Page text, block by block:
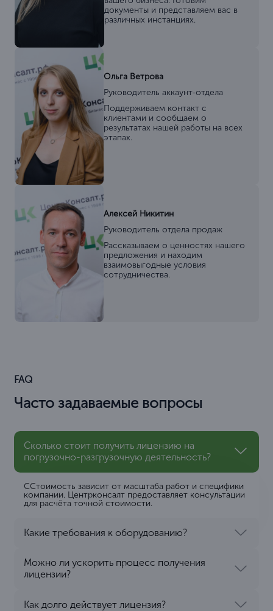
документы и представляем вас в
различных инстанциях.
Ольга Ветрова
Руководитель аккаунт-отдела
Поддерживаем контакт с
клиентами и сообщаем о
результатах нашей работы на всех
этапах.
Алексей Никитин
Руководитель отдела продаж
Рассказываем о ценностях нашего
предложения и находим
взаимовыгодные условия
сотрудничества.
FAQ
Часто задаваемые вопросы
Сколько стоит получить лицензию на
погрузочно-разгрузочную деятельность?
ССтоимость зависит от масштаба работ и специфики
компании. Центрконсалт предоставляет консультации
для расчёта точной стоимости.
Какие требования к оборудованию?
Можно ли ускорить процесс получения
лицензии?
Как долго действует лицензия?